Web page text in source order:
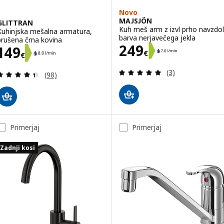
mešalna armatura,
črna kovina
€ 149€
Pregled: 4.4 iz 5 zvezde. Skupno število
(98)
Novo
MAJSJÖN
Kuh meš arm z izvl prho
barva nerjavečega jekla
249€
Cena 249€
Pregled: 5 iz 5
(3)
Primerjaj
Zadnji kosi
Primerjaj